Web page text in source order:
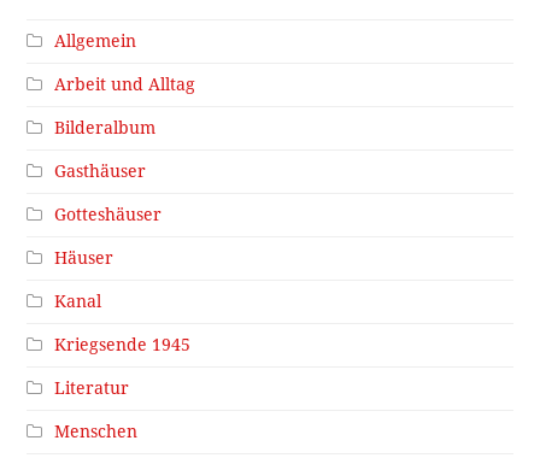
Allgemein
Arbeit und Alltag
Bilderalbum
Gasthäuser
Gotteshäuser
Häuser
Kanal
Kriegsende 1945
Literatur
Menschen